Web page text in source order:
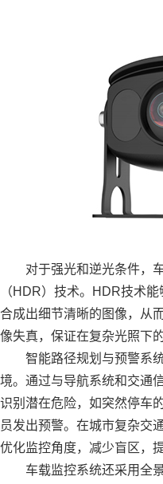
对于强光和逆光条件，
（HDR）技术。HDR技术
合成出细节清晰的图像，从
像失真，保证在复杂光照下
智能路径规划与预警系
境。通过与导航系统和交通
识别潜在危险，如突然停车
员发出预警。在城市复杂交
优化监控角度，减少盲区，
车载监控系统还采用全